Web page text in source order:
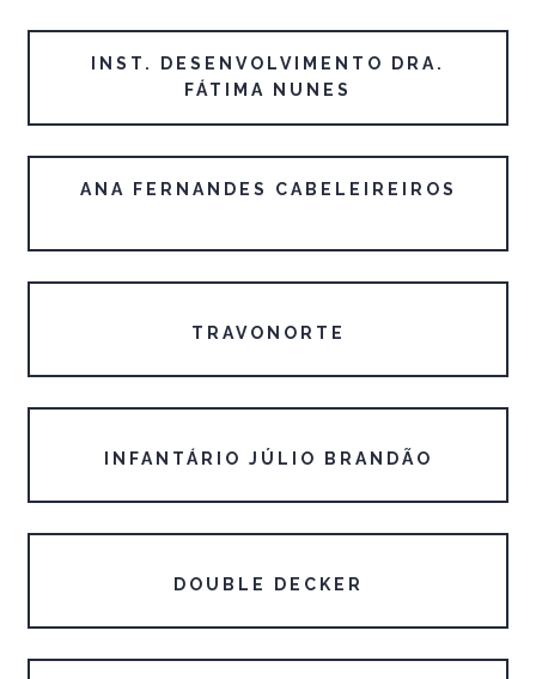
INST. DESENVOLVIMENTO DRA.
FÁTIMA NUNES
ANA FERNANDES CABELEIREIROS
TRAVONORTE
INFANTÁRIO JÚLIO BRANDÃO
DOUBLE DECKER